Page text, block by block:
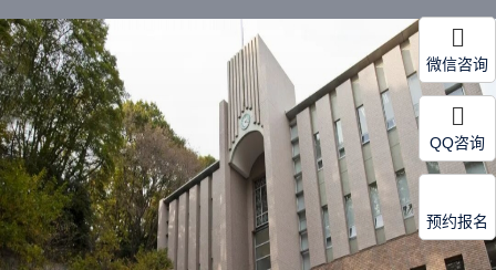
微信咨询
QQ咨询
预约报名